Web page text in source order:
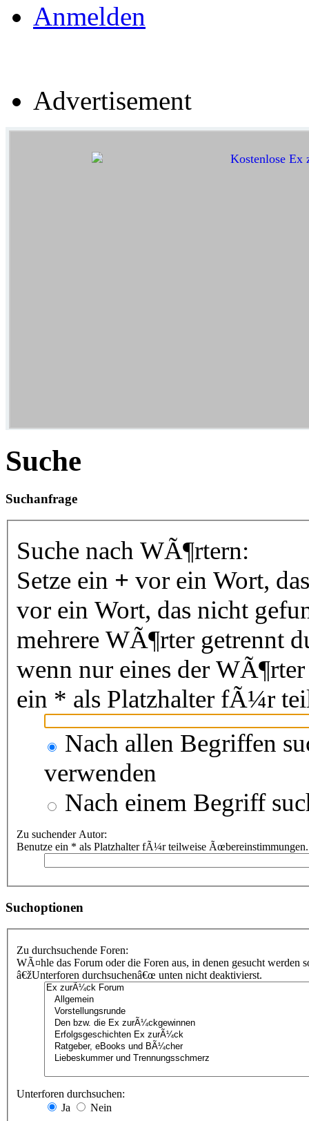
Anmelden
Advertisement
Suche
Suchanfrage
Suche nach WÃ¶rtern:
Setze ein + vor ein Wort,
vor ein Wort, das nicht
mehrere WÃ¶rter getrennt
wenn nur eines der
ein * als Platzhalter fÃ¼r
Nach allen Begriffen
verwenden
Nach einem Begriff
Zu suchender Autor:
Benutze ein * als Platzhalter fÃ¼r teilweise Ãœbereinstimmungen.
Suchoptionen
Zu durchsuchende Foren:
WÃ¤hle das Forum oder die Foren aus, in denen gesucht
â€žUnterforen durchsuchenâ€œ unten nicht deaktivierst.
Unterforen durchsuchen:
Ja
Nein